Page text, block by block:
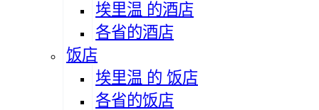
埃里温 的酒店
各省的酒店
饭店
埃里温 的 饭店
各省的饭店